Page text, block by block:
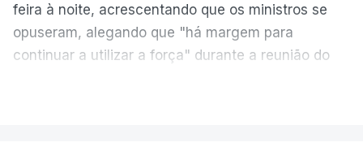
feira à noite, acrescentando que os ministros se
opuseram, alegando que "há margem para
continuar a utilizar a força" durante a reunião do